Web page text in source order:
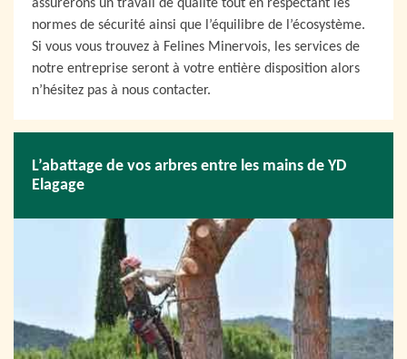
assurerons un travail de qualité tout en respectant les
normes de sécurité ainsi que l’équilibre de l’écosystème.
Si vous vous trouvez à Felines Minervois, les services de
notre entreprise seront à votre entière disposition alors
n’hésitez pas à nous contacter.
L’abattage de vos arbres entre les mains de YD
Elagage